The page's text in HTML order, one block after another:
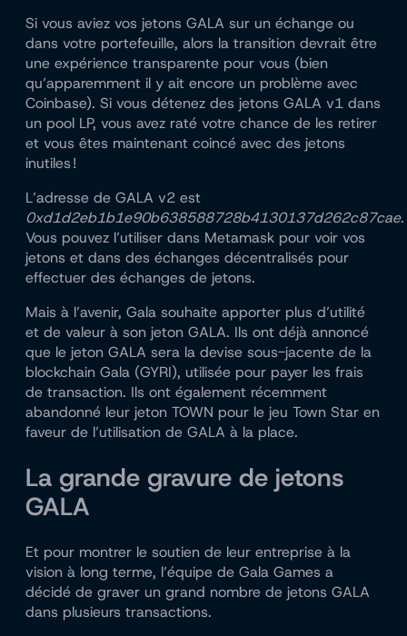
Si vous aviez vos jetons GALA sur un échange ou
dans votre portefeuille, alors la transition devrait être
une expérience transparente pour vous (bien
qu’apparemment il y ait encore un problème avec
Coinbase). Si vous détenez des jetons GALA v1 dans
un pool LP, vous avez raté votre chance de les retirer
et vous êtes maintenant coincé avec des jetons
inutiles !
L’adresse de GALA v2 est
0xd1d2eb1b1e90b638588728b4130137d262c87cae.
Vous pouvez l’utiliser dans Metamask pour voir vos
jetons et dans des échanges décentralisés pour
effectuer des échanges de jetons.
Mais à l’avenir, Gala souhaite apporter plus d’utilité
et de valeur à son jeton GALA. Ils ont déjà annoncé
que le jeton GALA sera la devise sous-jacente de la
blockchain Gala (GYRI), utilisée pour payer les frais
de transaction. Ils ont également récemment
abandonné leur jeton TOWN pour le jeu Town Star en
faveur de l’utilisation de GALA à la place.
La grande gravure de jetons
GALA
Et pour montrer le soutien de leur entreprise à la
vision à long terme, l’équipe de Gala Games a
décidé de graver un grand nombre de jetons GALA
dans plusieurs transactions.